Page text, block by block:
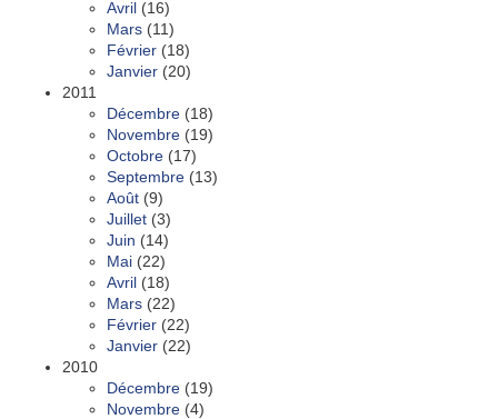
Avril (16)
Mars (11)
Février (18)
Janvier (20)
2011
Décembre (18)
Novembre (19)
Octobre (17)
Septembre (13)
Août (9)
Juillet (3)
Juin (14)
Mai (22)
Avril (18)
Mars (22)
Février (22)
Janvier (22)
2010
Décembre (19)
Novembre (4)